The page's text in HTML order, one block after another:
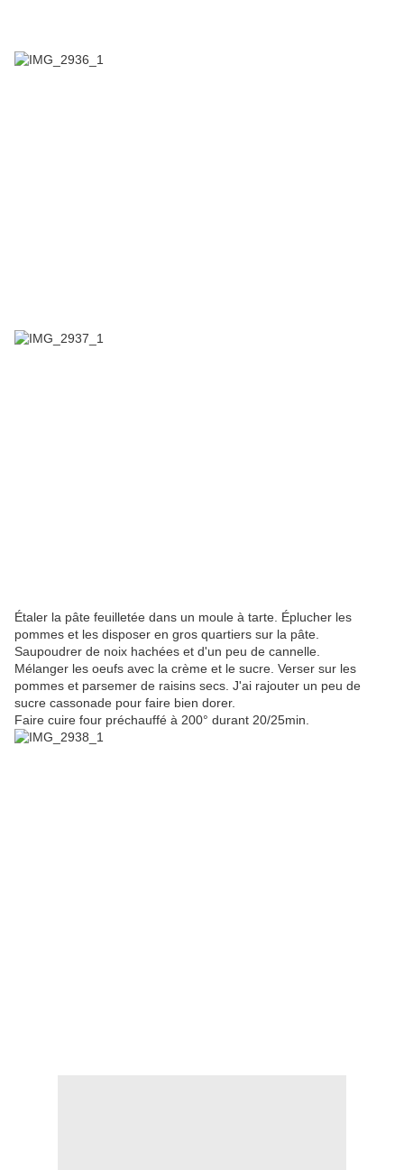
Étaler la pâte feuilletée dans un moule à tarte. Éplucher les
pommes et les disposer en gros quartiers sur la pâte.
Saupoudrer de noix hachées et d'un peu de cannelle.
Mélanger les oeufs avec la crème et le sucre. Verser sur les
pommes et parsemer de raisins secs. J'ai rajouter un peu de
sucre cassonade pour faire bien dorer.
Faire cuire four préchauffé à 200° durant 20/25min.